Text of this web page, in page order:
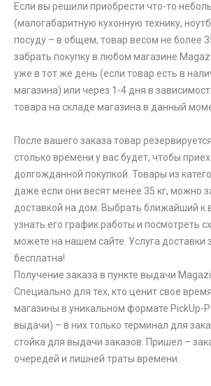
Если вы решили приобрести что-то
(малогабаритную кухонную технику,
посуду – в общем, товар весом не более
забрать покупку в любом магазине
уже в тот же день (если товар есть в
магазина) или через 1-4 дня в
товара на складе магазина в данный
После вашего заказа товар
столько времени у вас будет, чтобы
долгожданной покупкой. Товары из
даже если они весят менее 35 кг, можно
доставкой на дом. Выбрать ближайший к
узнать его график работы и посмотреть
можете на нашем сайте. Услуга доставки
бесплатна!
Получение заказа в пункте выдачи
Специально для тех, кто ценит свое
магазины в уникальном формате PickUp-
выдачи) – в них только терминал для
стойка для выдачи заказов. Пришел –
очередей и лишней траты времени.